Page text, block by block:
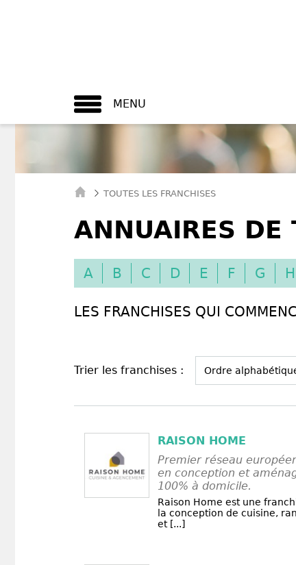
MENU
TOUTES LES FRANCHISES
ANNUAIRES DE
A B C D E F G H
LES FRANCHISES QUI
Trier les franchises :
RAISON HOME
Premier réseau
en conception et
100% à domicile.
Raison Home est une
la conception de cuisine,
et [...]